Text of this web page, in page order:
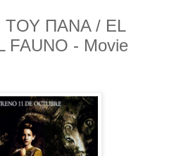
ΠΑΝΑ / EL
FAUNO - Movie